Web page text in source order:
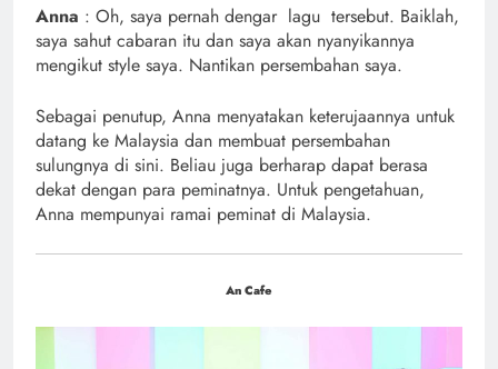
Anna : Oh, saya pernah dengar lagu tersebut. Baiklah,
saya sahut cabaran itu dan saya akan nyanyikannya
mengikut style saya. Nantikan persembahan saya.
Sebagai penutup, Anna menyatakan keterujaannya untuk
datang ke Malaysia dan membuat persembahan
sulungnya di sini. Beliau juga berharap dapat berasa
dekat dengan para peminatnya. Untuk pengetahuan,
Anna mempunyai ramai peminat di Malaysia.
An Cafe